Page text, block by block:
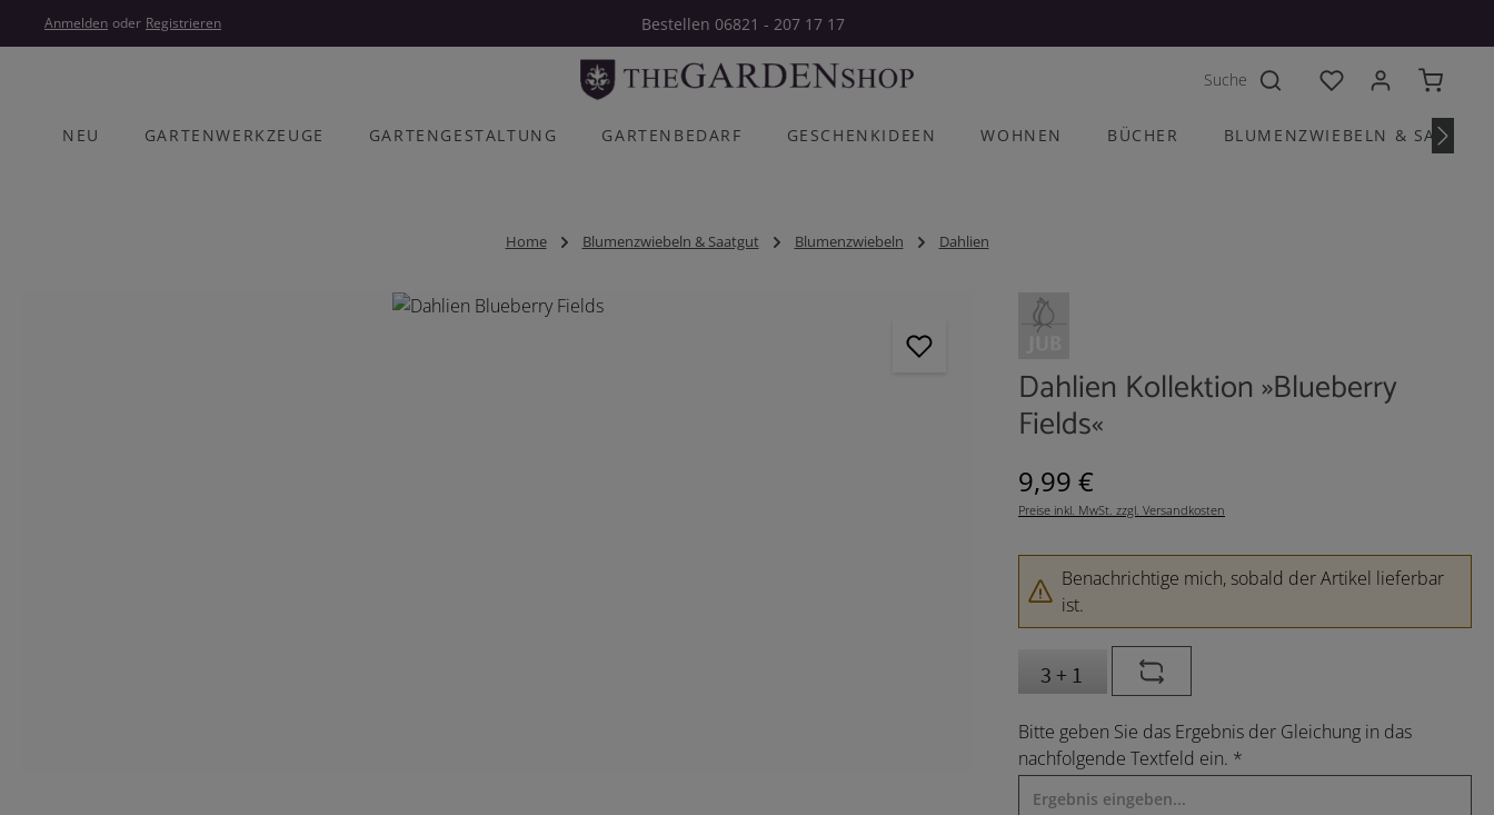
Hauptinhalt springen
Zur Hauptnavigation springen
Anmelden oder Registrieren Bestellen 06821 - 207 17 17
Du hast 0 Produkte
NEU GARTENWERKZEUGE GARTENGESTALTUNG GARTENBEDARF GESCHENKIDEEN WOHNEN BÜCHER BLUMENZWIEBELN &
Home Blumenzwiebeln & Saatgut Blumenzwiebeln Dahlien
Dahlien Kollektion »Blueberry
Fields«
Regulärer Preis:
9,99 €
Preise inkl. MwSt. zzgl. Versandkosten
Benachrichtige mich, sobald der Artikel lieferbar
ist.
Bitte geben Sie das Ergebnis der Gleichung in das
nachfolgende Textfeld ein. *